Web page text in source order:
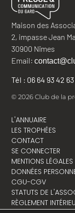
Maison des
2, impasse Jean
30900 Nîmes
Email:
Tél : 06 64 93 42
© 2026 Club de la
L'ANNUAIRE
LES TROPHÉES
CONTACT
SE CONNECTER
MENTIONS LÉGALES
DONNÉES
CGU-CGV
STATUTS DE
RÈGLEMENT